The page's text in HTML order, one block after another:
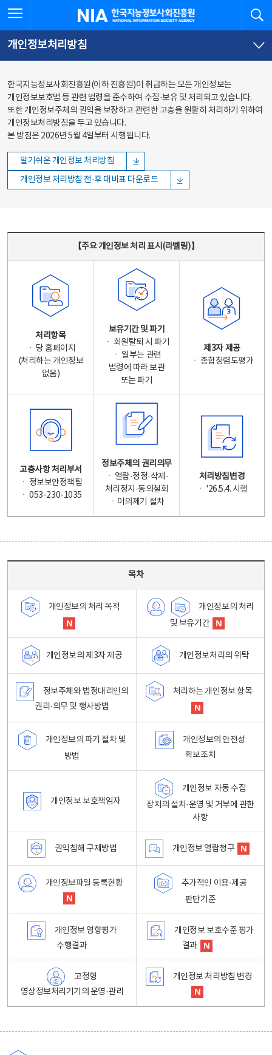
바로가기
바로가기
한국지능정보사회진흥원
개인정보처리방침
한국지능정보사회진흥원(이하 진흥원)이 취급하는 모든 개인정보는
개인정보보호법 등 관련 법령을 준수하여 수집·보유 및 처리되고 있습니다.
또한 개인정보주체의 권익을 보장하고 관련한 고충을 원활히 처리하기 위하여
개인정보처리방침을 두고 있습니다.
본 방침은 2026년 5월 4일부터 시행됩니다.
알기쉬운 개인정보 처리방침
개인정보 처리방침 전·후 대비표 다운로드
【주요 개인정보 처리 표시(라벨링)】
처리항목
ㆍ 당 홈페이지
(처리하는 개인정보
없음)
보유기간 및 파기
ㆍ 회원탈퇴 시 파기
ㆍ 일부는 관련
법령에 따라 보관
또는 파기
제3자 제공
ㆍ 종합청렴도평가
고충사항 처리부서
ㆍ 정보보안정책팀
ㆍ 053-230-1035
정보주체의 권리의무
ㆍ 열람·정정·삭제·
처리정지·동의철회
ㆍ이의제기 절차
처리방침변경
ㆍ '26.5.4. 시행
목차
개인정보의 처리 목적
개인정보의 처리
및 보유기간
개인정보의 제3자 제공 개인정보처리의 위탁
정보주체와 법정대리인의
권리·의무 및 행사방법
처리하는 개인정보 항목
개인정보의 파기 절차 및
방법
개인정보의 안전성
확보조치
개인정보 보호책임자
개인정보 자동 수집
장치의 설치·운영 및 거부에 관한
사항
권익침해 구제방법 개인정보 열람청구
개인정보파일 등록현황
추가적인 이용·제공
판단기준
개인정보 영향평가
수행결과
개인정보 보호수준 평가
결과
고정형
영상정보처리기기의 운영·관리
개인정보 처리방침 변경